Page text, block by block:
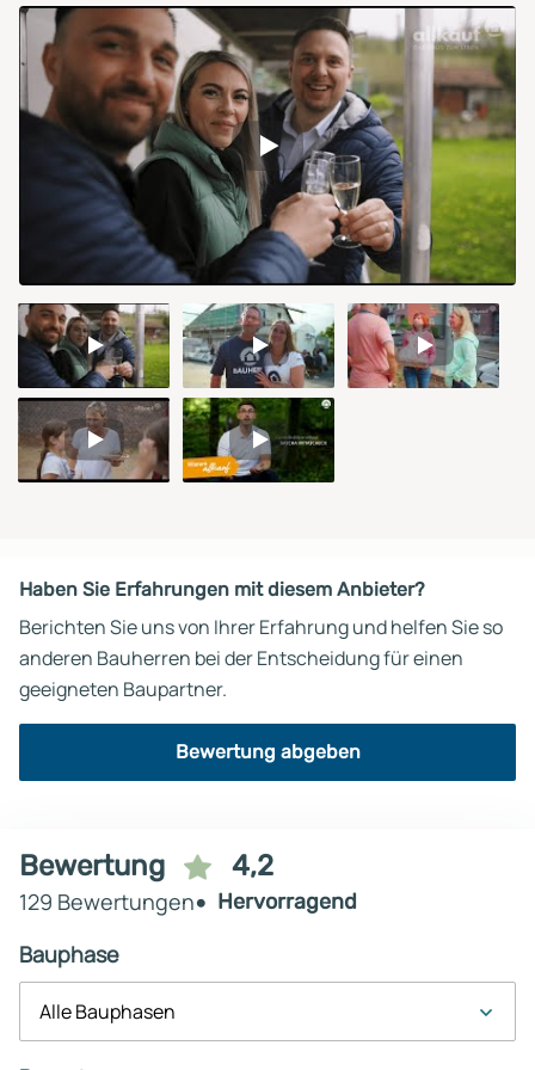
Video
1
Video
2
Video
3
Video
4
Video
5
Haben Sie Erfahrungen mit diesem Anbieter?
Berichten Sie uns von Ihrer Erfahrung und helfen Sie so
anderen Bauherren bei der Entscheidung für einen
geeigneten Baupartner.
Bewertung abgeben
Bewertung 4,2
129 Bewertungen Hervorragend
Bauphase
Alle Bauphasen